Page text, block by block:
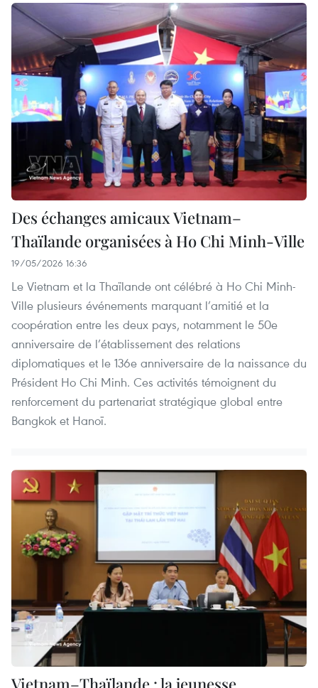
Des échanges amicaux Vietnam–
Thaïlande organisées à Ho Chi Minh-Ville
19/05/2026 16:36
Le Vietnam et la Thaïlande ont célébré à Ho Chi Minh-
Ville plusieurs événements marquant l’amitié et la
coopération entre les deux pays, notamment le 50e
anniversaire de l’établissement des relations
diplomatiques et le 136e anniversaire de la naissance du
Président Ho Chi Minh. Ces activités témoignent du
renforcement du partenariat stratégique global entre
Bangkok et Hanoï.